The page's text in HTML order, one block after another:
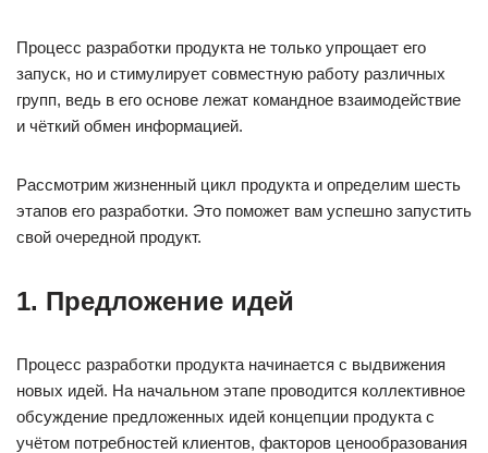
Процесс разработки продукта не только упрощает его
запуск, но и стимулирует совместную работу различных
групп, ведь в его основе лежат командное взаимодействие
и чёткий обмен информацией.
Рассмотрим жизненный цикл продукта и определим шесть
этапов его разработки. Это поможет вам успешно запустить
свой очередной продукт.
1. Предложение идей
Процесс разработки продукта начинается с выдвижения
новых идей. На начальном этапе проводится коллективное
обсуждение предложенных идей концепции продукта с
учётом потребностей клиентов, факторов ценообразования